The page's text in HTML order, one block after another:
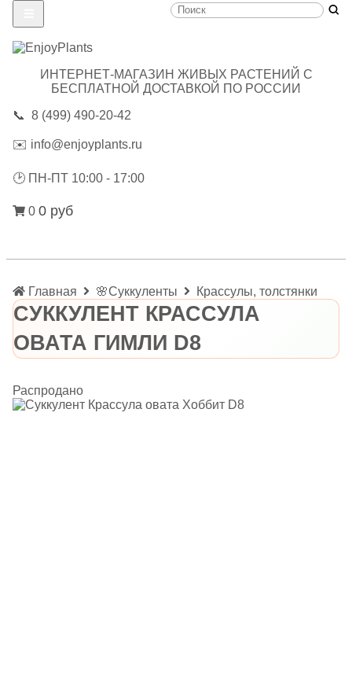
ИНТЕРНЕТ-МАГАЗИН ЖИВЫХ РАСТЕНИЙ С
БЕСПЛАТНОЙ ДОСТАВКОЙ ПО РОССИИ
📞 8 (499) 490-20-42
✉️ info@enjoyplants.ru
🕑 ПН-ПТ 10:00 - 17:00
0 0 руб
Главная 🌸Суккуленты Крассулы, толстянки
СУККУЛЕНТ КРАССУЛА
ОВАТА ГИМЛИ D8
Распродано